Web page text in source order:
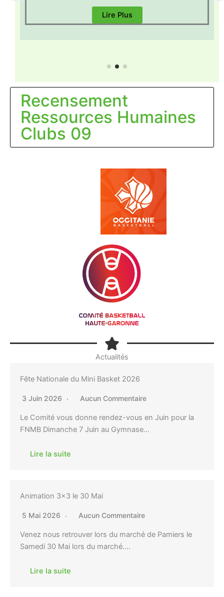
Lire Plus
Recensement
Ressources Humaines
Clubs 09
Actualités
Fête Nationale du Mini Basket 2026
3 Juin 2026 Aucun Commentaire
Le Comité vous donne rendez-vous en Juin pour la
FNMB Dimanche 7 Juin au Gymnase…
Lire la suite
Animation 3×3 le 30 Mai
5 Mai 2026 Aucun Commentaire
Venez nous retrouver lors du marché de Pamiers le
Samedi 30 Mai lors du marché….
Lire la suite